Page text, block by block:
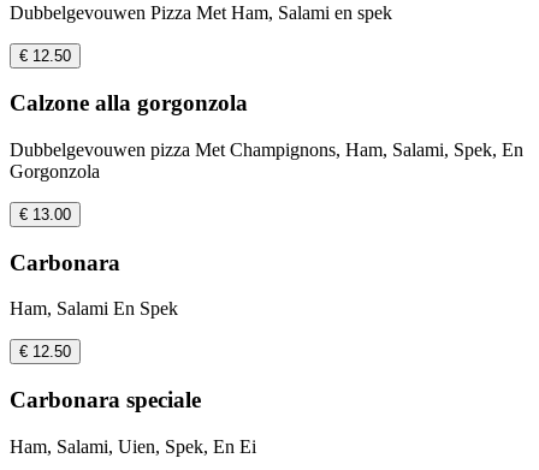
Dubbelgevouwen Pizza Met Ham, Salami en spek
€ 12.50
Calzone alla gorgonzola
Dubbelgevouwen pizza Met Champignons, Ham, Salami, Spek, En
Gorgonzola
€ 13.00
Carbonara
Ham, Salami En Spek
€ 12.50
Carbonara speciale
Ham, Salami, Uien, Spek, En Ei